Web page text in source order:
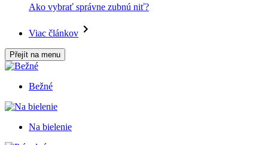
Ako vybrať správne zubnú niť?
Viac článkov
Přejít na menu
Bežné
Na bielenie